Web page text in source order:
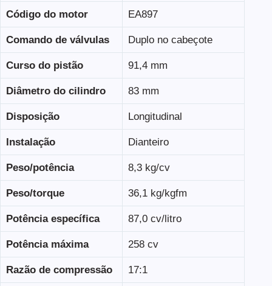
Código do motor EA897
Comando de válvulas Duplo no cabeçote
Curso do pistão 91,4 mm
Diâmetro do cilindro 83 mm
Disposição Longitudinal
Instalação Dianteiro
Peso/potência 8,3 kg/cv
Peso/torque 36,1 kg/kgfm
Potência específica 87,0 cv/litro
Potência máxima 258 cv
Razão de compressão 17:1